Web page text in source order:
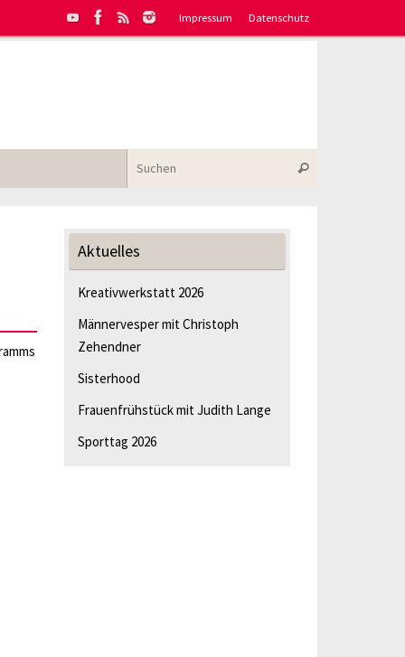
Impressum Datenschutz
Suchen
Aktuelles
Kreativwerkstatt 2026
Männervesper mit Christoph
Zehendner
Sisterhood
Frauenfrühstück mit Judith Lange
Sporttag 2026